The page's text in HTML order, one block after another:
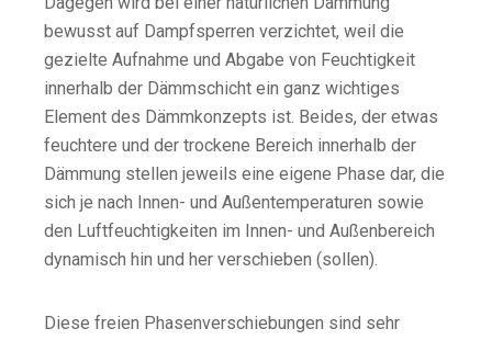
bewusst auf Dampfsperren verzichtet, weil die
gezielte Aufnahme und Abgabe von Feuchtigkeit
innerhalb der Dämmschicht ein ganz wichtiges
Element des Dämmkonzepts ist. Beides, der etwas
feuchtere und der trockene Bereich innerhalb der
Dämmung stellen jeweils eine eigene Phase dar, die
sich je nach Innen- und Außentemperaturen sowie
den Luftfeuchtigkeiten im Innen- und Außenbereich
dynamisch hin und her verschieben (sollen).
Diese freien Phasenverschiebungen sind sehr